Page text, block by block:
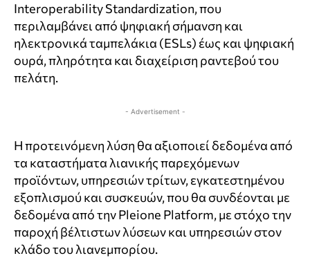
Interoperability Standardization, που
περιλαμβάνει από ψηφιακή σήμανση και
ηλεκτρονικά ταμπελάκια (ESLs) έως και ψηφιακή
ουρά, πληρότητα και διαχείριση ραντεβού του
πελάτη.
- Advertisement -
Η προτεινόμενη λύση θα αξιοποιεί δεδομένα από
τα καταστήματα λιανικής παρεχόμενων
προϊόντων, υπηρεσιών τρίτων, εγκατεστημένου
εξοπλισμού και συσκευών, που θα συνδέονται με
δεδομένα από την Pleione Platform, με στόχο την
παροχή βέλτιστων λύσεων και υπηρεσιών στον
κλάδο του λιανεμπορίου.